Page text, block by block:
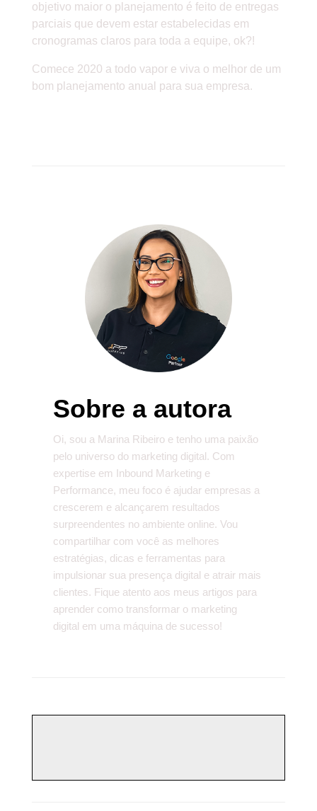
objetivo maior o planejamento é feito de entregas
parciais que devem estar estabelecidas em
cronogramas claros para toda a equipe, ok?!
Comece 2020 a todo vapor e viva o melhor de um
bom planejamento anual para sua empresa.
Sobre a autora
Oi, sou a Marina Ribeiro e tenho uma paixão
pelo universo do marketing digital. Com
expertise em Inbound Marketing e
Performance, meu foco é ajudar empresas a
crescerem e alcançarem resultados
surpreendentes no ambiente online. Vou
compartilhar com você as melhores
estratégias, dicas e ferramentas para
impulsionar sua presença digital e atrair mais
clientes. Fique atento aos meus artigos para
aprender como transformar o marketing
digital em uma máquina de sucesso!